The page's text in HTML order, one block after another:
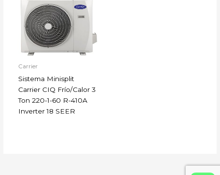
Carrier
Sistema Minisplit
Carrier CIQ Frío/Calor 3
Ton 220-1-60 R-410A
Inverter 18 SEER